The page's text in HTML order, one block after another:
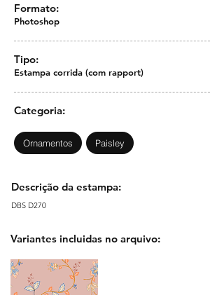
Formato:
Photoshop
Tipo:
Estampa corrida (com rapport)
Categoria:
Ornamentos Paisley
Descrição da estampa:
DBS D270
Variantes incluidas no arquivo: